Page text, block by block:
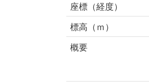
座標（経度）
標高（ｍ）
概要